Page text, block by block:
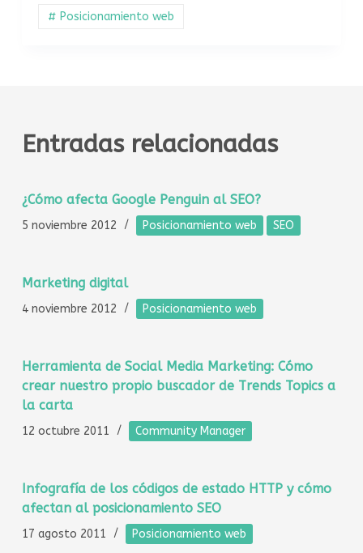
# Posicionamiento web
Entradas relacionadas
¿Cómo afecta Google Penguin al SEO?
5 noviembre 2012 Posicionamiento web SEO
Marketing digital
4 noviembre 2012 Posicionamiento web
Herramienta de Social Media Marketing: Cómo
crear nuestro propio buscador de Trends Topics a
la carta
12 octubre 2011 Community Manager
Infografía de los códigos de estado HTTP y cómo
afectan al posicionamiento SEO
17 agosto 2011 Posicionamiento web